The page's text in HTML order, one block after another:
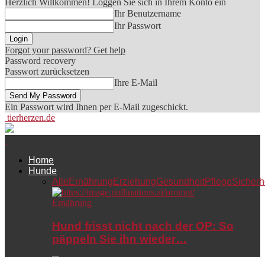
Herzlich Willkommen! Loggen Sie sich in Ihrem Konto ein
Ihr Benutzername
Ihr Passwort
Forgot your password? Get help
Password recovery
Passwort zurücksetzen
Ihre E-Mail
Ein Passwort wird Ihnen per E-Mail zugeschickt.
tierherzen.de
Home
Hunde
Alle Ernährung ErziehungGesundheitPflege
Ernährung
Hund frisst nicht nach der OP: So
päppeln Sie ihn wieder…